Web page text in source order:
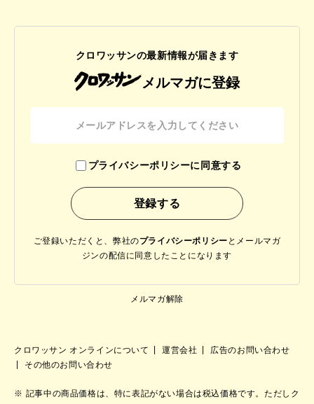
クロワッサンの最新情報が届きます
メルマガに登録
プライバシーポリシーに同意する
ご登録いただくと、弊社のプライバシーポリシー と メールマガ
ジンの配信に同意したことになります
メルマガ解除
クロワッサン オンラインについて 運営会社
広告のお問い合わせ
その他のお問い合わせ
記事中の商品価格は、特に表記がない場合は税込価格です。ただしク